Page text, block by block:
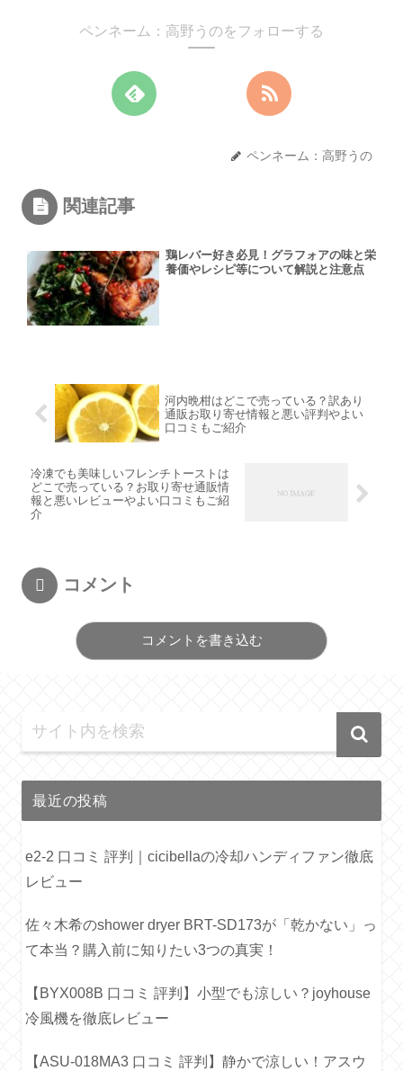
ペンネーム：高野うのをフォローする
ペンネーム：高野うの
関連記事
鶏レバー好き必見！グラフォアの味と栄
養価やレシピ等について解説と注意点
河内晩柑はどこで売っている？訳あり
通販お取り寄せ情報と悪い評判やよい
口コミもご紹介
冷凍でも美味しいフレンチトーストは
どこで売っている？お取り寄せ通販情
報と悪いレビューやよい口コミもご紹
介
コメント
コメントを書き込む
最近の投稿
e2-2 口コミ 評判｜cicibellaの冷却ハンディファン徹底
レビュー
佐々木希のshower dryer BRT-SD173が「乾かない」っ
て本当？購入前に知りたい3つの真実！
【BYX008B 口コミ 評判】小型でも涼しい？joyhouse
冷風機を徹底レビュー
【ASU-018MA3 口コミ 評判】静かで涼しい！アスウ